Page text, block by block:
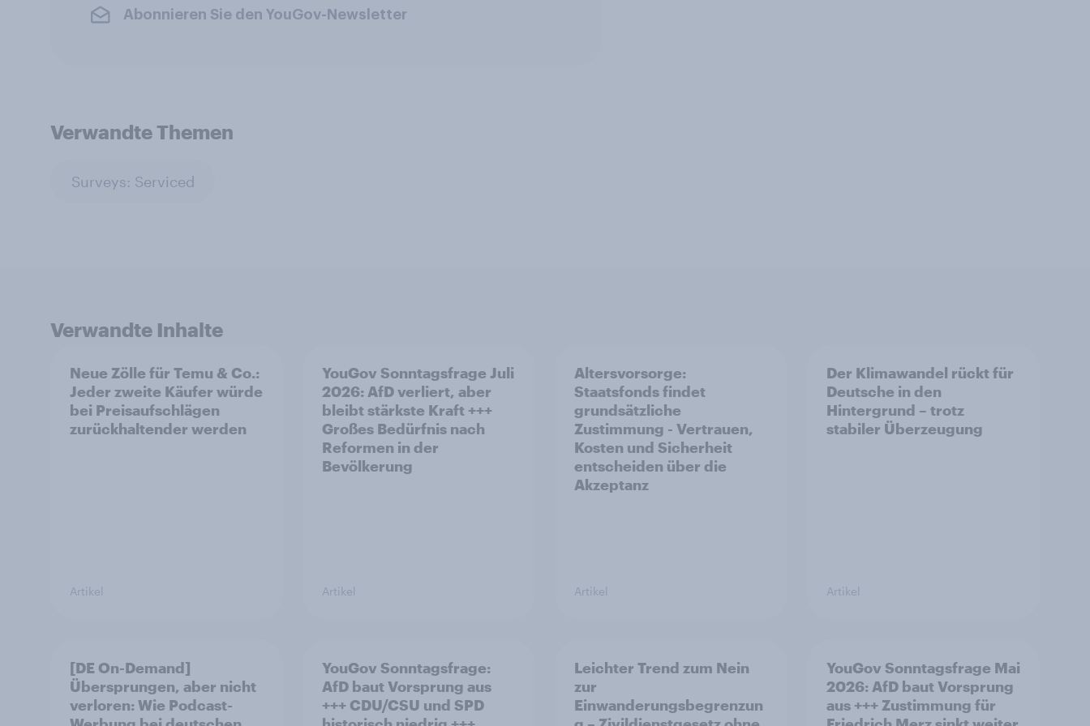
Abonnieren Sie den YouGov-Newsletter
Verwandte Themen
Surveys: Serviced
Verwandte Inhalte
Neue Zölle für Temu & Co.:
Jeder zweite Käufer würde
bei Preisaufschlägen
zurückhaltender werden
Artikel
YouGov Sonntagsfrage Juli
2026: AfD verliert, aber
bleibt stärkste Kraft +++
Großes Bedürfnis nach
Reformen in der
Bevölkerung
Artikel
Altersvorsorge:
Staatsfonds findet
grundsätzliche
Zustimmung - Vertrauen,
Kosten und Sicherheit
entscheiden über die
Akzeptanz
Artikel
Der Klimawandel rückt für
Deutsche in den
Hintergrund – trotz
stabiler Überzeugung
Artikel
[DE On-Demand]
Übersprungen, aber nicht
verloren: Wie Podcast-
YouGov Sonntagsfrage:
AfD baut Vorsprung aus
+++ CDU/CSU und SPD
Leichter Trend zum Nein
zur
Einwanderungsbegrenzun
YouGov Sonntagsfrage Mai
2026: AfD baut Vorsprung
aus +++ Zustimmung für